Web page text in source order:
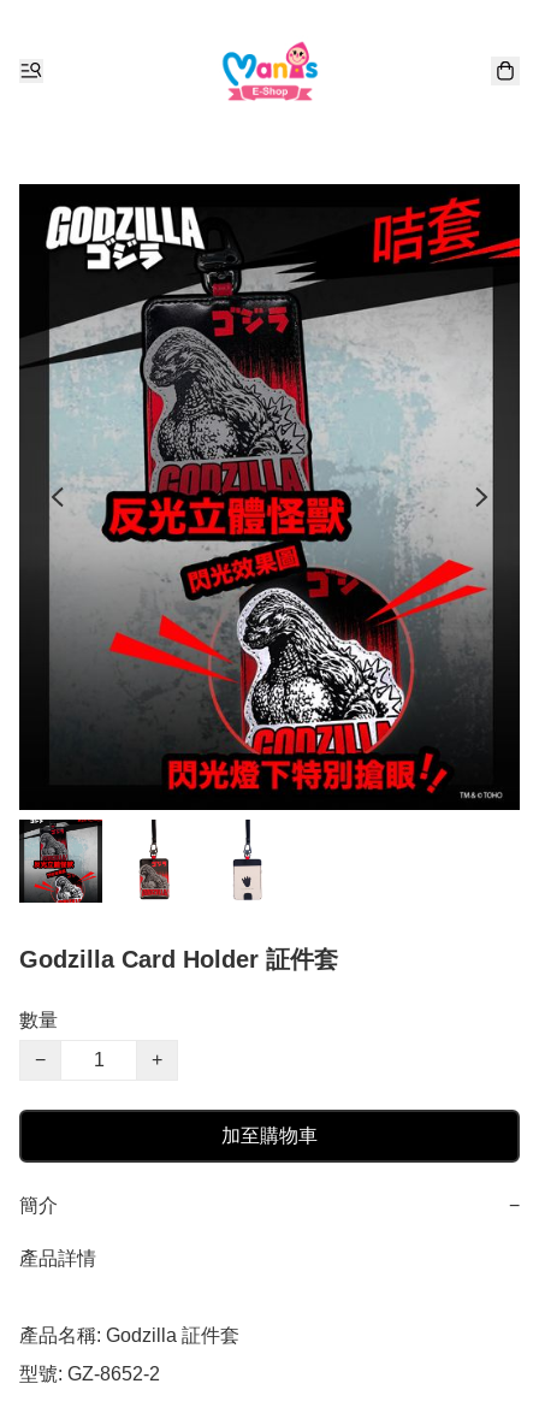
Godzilla Card Holder 証件套
數量
−
+
加至購物車
簡介 −
產品詳情
產品名稱: Godzilla 証件套
型號: GZ-8652-2